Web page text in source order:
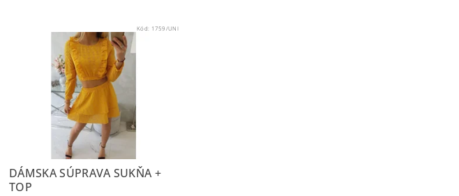
Kód: 1759/UNI
DÁMSKA SÚPRAVA SUKŇA +
TOP